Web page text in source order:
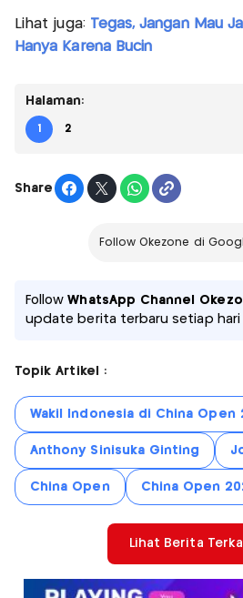
Lihat juga: Tegas, Jangan Mau
Hanya Karena Bucin
Halaman:
1 2
Share
Follow Okezone di
FollowWhatsApp Channel
update berita terbaru setiap hari
Topik Artikel :
Wakil Indonesia di China Open
Anthony Sinisuka Ginting
China Open China Open
Lihat Berita